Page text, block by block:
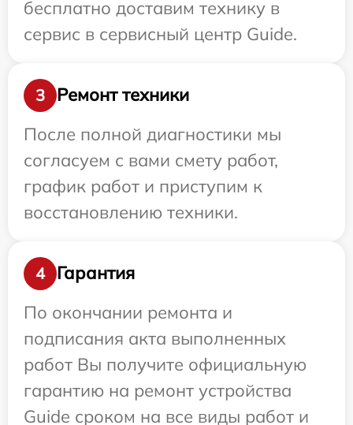
бесплатно доставим технику в
сервис в сервисный центр Guide.
3
Ремонт техники
После полной диагностики мы
согласуем с вами смету работ,
график работ и приступим к
восстановлению техники.
4
Гарантия
По окончании ремонта и
подписания акта выполненных
работ Вы получите официальную
гарантию на ремонт устройства
Guide сроком на все виды работ и